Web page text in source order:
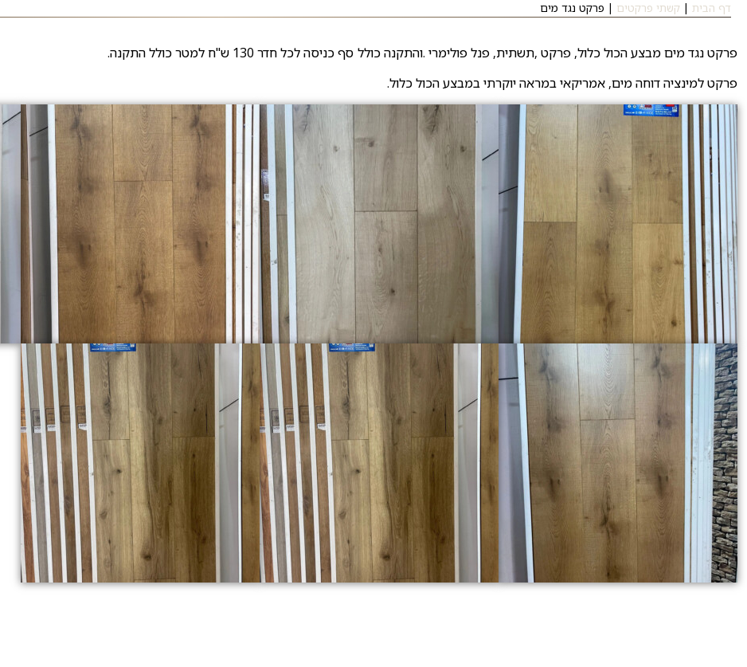
דף הבית | קשתי פרקטים | פרקט נגד מים
פרקט נגד מים מבצע הכול כלול, פרקט ,תשתית, פנל פולימרי .והתקנה כולל סף כניסה לכל חדר 130 ש"ח למטר כולל התקנה.
פרקט למינציה דוחה מים, אמריקאי במראה יוקרתי במבצע הכול כלול.